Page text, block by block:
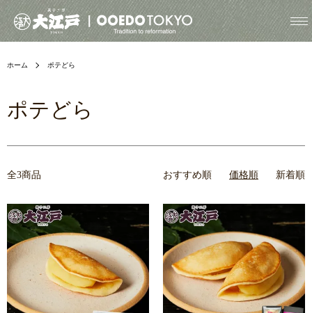
ホーム ポテどら
ポテどら
全3商品 おすすめ順 価格順 新着順